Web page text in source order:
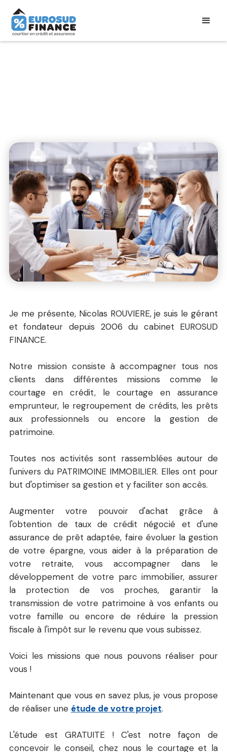
Je me présente, Nicolas ROUVIERE, je suis le gérant
et fondateur depuis 2006 du cabinet EUROSUD
FINANCE.
Notre mission consiste à accompagner tous nos
clients dans différentes missions comme le
courtage en crédit, le courtage en assurance
emprunteur, le regroupement de crédits, les prêts
aux professionnels ou encore la gestion de
patrimoine.
Toutes nos activités sont rassemblées autour de
l'univers du PATRIMOINE IMMOBILIER. Elles ont pour
but d'optimiser sa gestion et y faciliter son accès.
Augmenter votre pouvoir d'achat grâce à
l'obtention de taux de crédit négocié et d'une
assurance de prêt adaptée, faire évoluer la gestion
de votre épargne, vous aider à la préparation de
votre retraite, vous accompagner dans le
développement de votre parc immobilier, assurer
la protection de vos proches, garantir la
transmission de votre patrimoine à vos enfants ou
votre famille ou encore de réduire la pression
fiscale à l'impôt sur le revenu que vous subissez.
Voici les missions que nous pouvons réaliser pour
vous !
Maintenant que vous en savez plus, je vous propose
de réaliser une étude de votre projet.
L'étude est GRATUITE ! C'est notre façon de
concevoir le conseil, chez nous le courtage et la